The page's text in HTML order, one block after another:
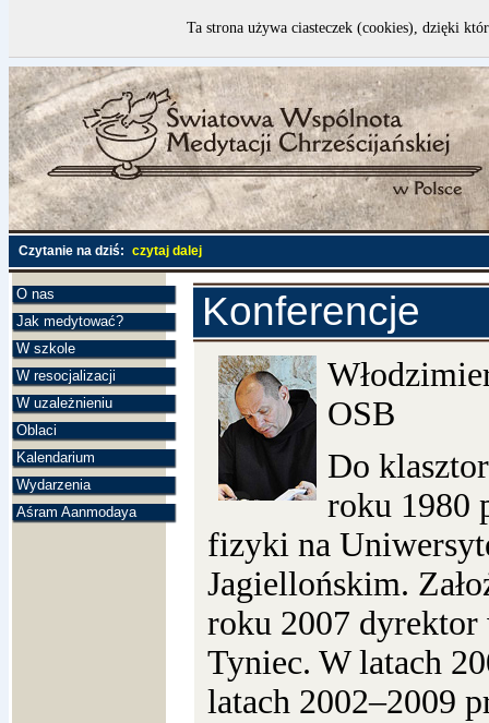
Czytanie na dziś: czytaj dalej
O nas
Jak medytować?
W szkole
W resocjalizacji
W uzależnieniu
Oblaci
Kalendarium
Wydarzenia
Aśram Aanmodaya
Konferencje
OSB
Do
roku 1980
fizyki na
Jagiellońskim.
roku 2007
Tyniec. W latach
latach 2002–2009
Ta strona używa ciasteczek (cookies), dzięki